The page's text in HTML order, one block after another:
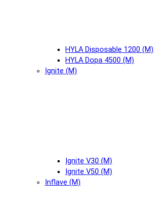
HYLA Disposable 1200 (М)
HYLA Dopa 4500 (М)
Ignite (М)
Ignite V30 (М)
Ignite V50 (М)
Inflave (М)